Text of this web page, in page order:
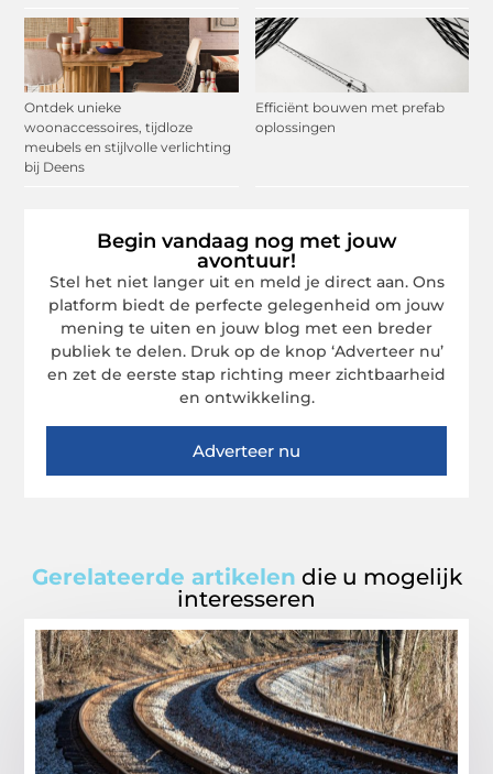
Ontdek unieke
woonaccessoires, tijdloze
meubels en stijlvolle verlichting
bij Deens
Efficiënt bouwen met prefab
oplossingen
Begin vandaag nog met jouw
avontuur!
Stel het niet langer uit en meld je direct aan. Ons
platform biedt de perfecte gelegenheid om jouw
mening te uiten en jouw blog met een breder
publiek te delen. Druk op de knop ‘Adverteer nu’
en zet de eerste stap richting meer zichtbaarheid
en ontwikkeling.
Adverteer nu
Gerelateerde artikelen die u mogelijk
interesseren